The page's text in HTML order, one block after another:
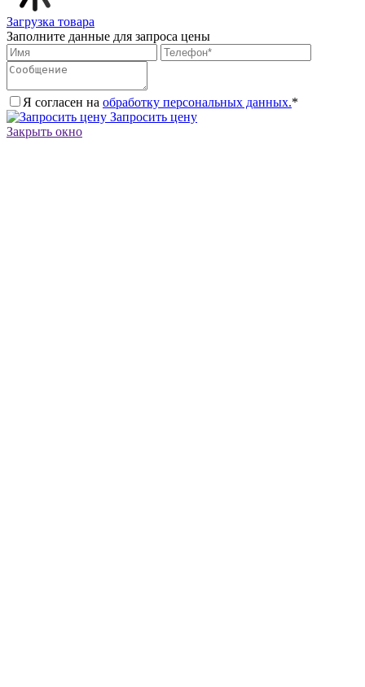
Загрузка товара
Заполните данные для запроса цены
Я согласен на обработку персональных данных.*
Запросить цену
Закрыть окно